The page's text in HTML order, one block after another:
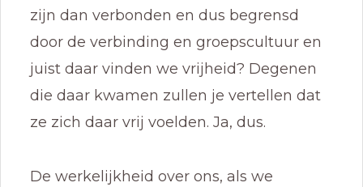
zijn dan verbonden en dus begrensd
door de verbinding en groepscultuur en
juist daar vinden we vrijheid? Degenen
die daar kwamen zullen je vertellen dat
ze zich daar vrij voelden. Ja, dus.
De werkelijkheid over ons, als we